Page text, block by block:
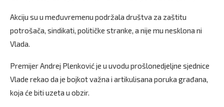
Akciju su u međuvremenu podržala društva za zaštitu
potrošača, sindikati, političke stranke, a nije mu nesklona ni
Vlada.
Premijer Andrej Plenković je u uvodu prošlonedjeljne sjednice
Vlade rekao da je bojkot važna i artikulisana poruka građana,
koja će biti uzeta u obzir.